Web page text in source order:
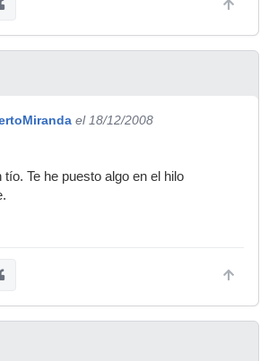
el 18/12/2008
Te he puesto algo en el hilo